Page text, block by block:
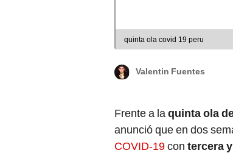
quinta ola covid 19 peru
Valentin Fuentes
Frente a la quinta ola
anunció que en dos
COVID-19con tercera